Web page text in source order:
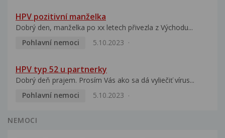
HPV pozitivní manželka
Dobrý den, manželka po xx letech přivezla z Východu...
Pohlavní nemoci
5.10.2023
HPV typ 52 u partnerky
Dobrý deň prajem. Prosím Vás ako sa dá vyliečiť vírus...
Pohlavní nemoci
5.10.2023
NEMOCI